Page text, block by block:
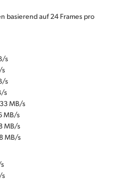
basierend auf 24 Frames pro
s
s
s
s
MB/s
MB/s
MB/s
MB/s
s